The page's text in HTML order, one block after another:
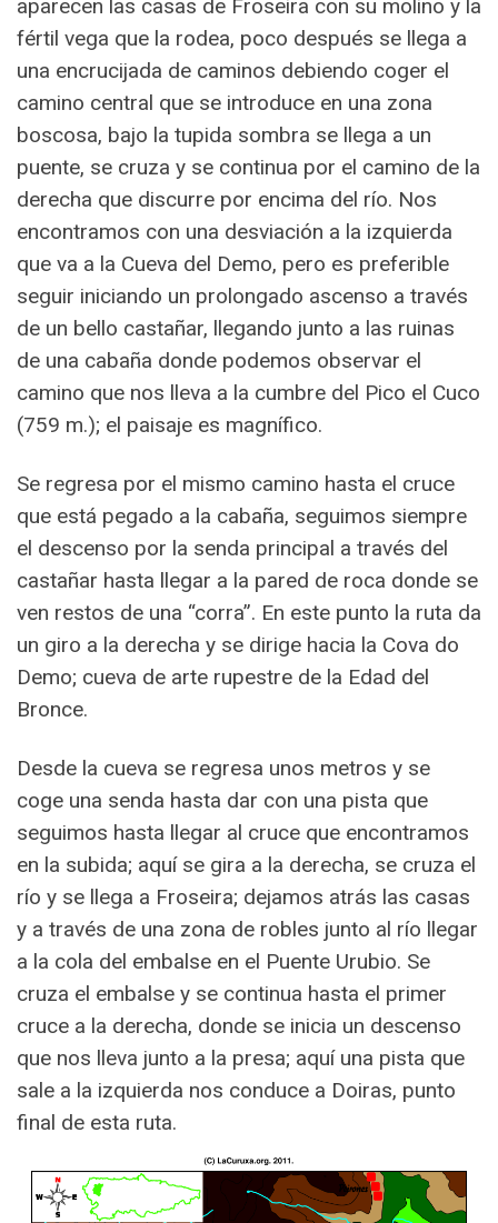
aparecen las casas de Froseira con su molino y la
fértil vega que la rodea, poco después se llega a
una encrucijada de caminos debiendo coger el
camino central que se introduce en una zona
boscosa, bajo la tupida sombra se llega a un
puente, se cruza y se continua por el camino de la
derecha que discurre por encima del río. Nos
encontramos con una desviación a la izquierda
que va a la Cueva del Demo, pero es preferible
seguir iniciando un prolongado ascenso a través
de un bello castañar, llegando junto a las ruinas
de una cabaña donde podemos observar el
camino que nos lleva a la cumbre del Pico el Cuco
(759 m.); el paisaje es magnífico.
Se regresa por el mismo camino hasta el cruce
que está pegado a la cabaña, seguimos siempre
el descenso por la senda principal a través del
castañar hasta llegar a la pared de roca donde se
ven restos de una “corra”. En este punto la ruta da
un giro a la derecha y se dirige hacia la Cova do
Demo; cueva de arte rupestre de la Edad del
Bronce.
Desde la cueva se regresa unos metros y se
coge una senda hasta dar con una pista que
seguimos hasta llegar al cruce que encontramos
en la subida; aquí se gira a la derecha, se cruza el
río y se llega a Froseira; dejamos atrás las casas
y a través de una zona de robles junto al río llegar
a la cola del embalse en el Puente Urubio. Se
cruza el embalse y se continua hasta el primer
cruce a la derecha, donde se inicia un descenso
que nos lleva junto a la presa; aquí una pista que
sale a la izquierda nos conduce a Doiras, punto
final de esta ruta.